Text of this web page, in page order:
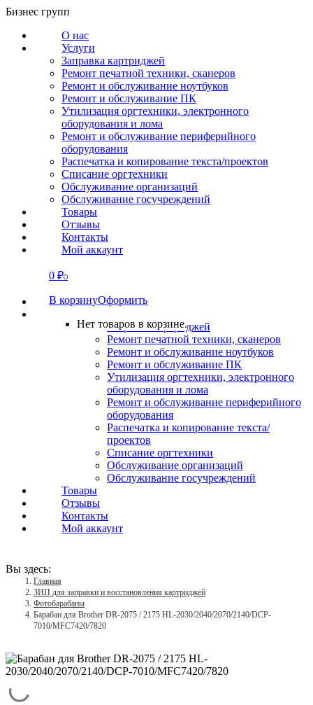
Перейти
содержанию
Бизнес групп
О нас
Услуги
Заправка картриджей
Ремонт печатной техники, сканеров
Ремонт и обслуживание ноутбуков
Ремонт и обслуживание ПК
Утилизация оргтехники, электронного
оборудования и лома
Ремонт и обслуживание периферийного
оборудования
Распечатка и копирование текста/проектов
Списание оргтехники
Обслуживание организаций
Обслуживание госучреждений
Товары
Отзывы
Контакты
Мой аккаунт
0 ₽0
В корзинуОформить
Нет товаров в корзине.
СВЯЗАТЬСЯ
О нас
Заправка картриджей
Ремонт печатной техники, сканеров
Ремонт и обслуживание ноутбуков
Ремонт и обслуживание ПК
Утилизация оргтехники, электронного
оборудования и лома
Ремонт и обслуживание периферийного
оборудования
Распечатка и копирование текста/
проектов
Списание оргтехники
Обслуживание организаций
Обслуживание госучреждений
Товары
Отзывы
Контакты
Мой аккаунт
Вы здесь:
Главная
ЗИП для заправки и восстановления картриджей
Фотобарабаны
Барабан для Brother DR-2075 / 2175 HL-2030/2040/2070/2140/DCP-
7010/MFC7420/7820